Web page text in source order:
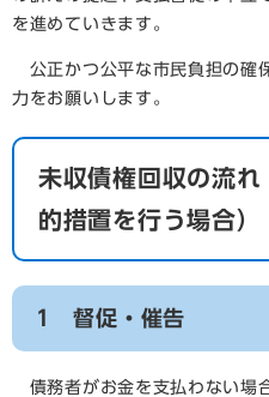
を進めていきます。
公正かつ公平な市民負担の確
力をお願いします。
未収債権回収の流
的措置を行う場合）
1 督促・催告
債務者がお金を支払わない場